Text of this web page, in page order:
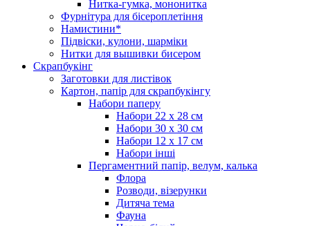
Нитка-гумка, мононитка
Фурнітура для бісероплетіння
Намистини*
Підвіски, кулони, шарміки
Нитки для вышивки бисером
Скрапбукінг
Заготовки для листівок
Картон, папір для скрапбукінгу
Набори паперу
Набори 22 х 28 см
Набори 30 х 30 см
Набори 12 х 17 см
Набори інші
Пергаментний папір, велум, калька
Флора
Розводи, візерунки
Дитяча тема
Фауна